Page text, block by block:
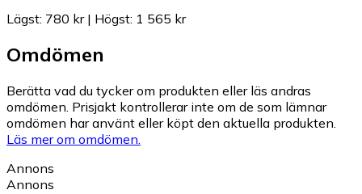
Lägst: 780 kr| Högst: 1 565 kr
Omdömen
Berätta vad du tycker om produkten eller läs andras
omdömen. Prisjakt kontrollerar inte om de som lämnar
omdömen har använt eller köpt den aktuella produkten.
Läs mer om omdömen.
Annons
Annons